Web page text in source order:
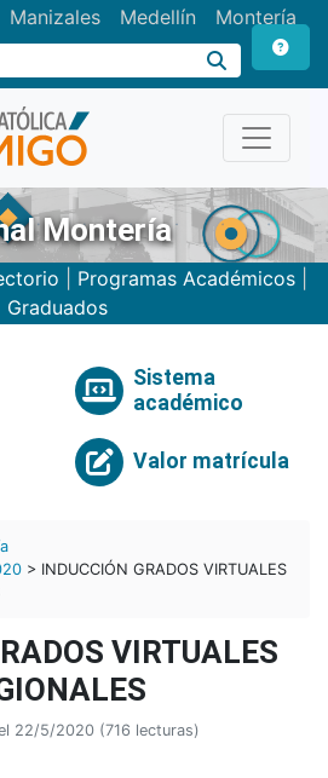
Manizales Medellín Montería
Montería
Programas Académicos|
Graduados
Sistema
académico
Valor matrícula
> INDUCCIÓN GRADOS VIRTUALES
VIRTUALES
22/5/2020 (716 lecturas)